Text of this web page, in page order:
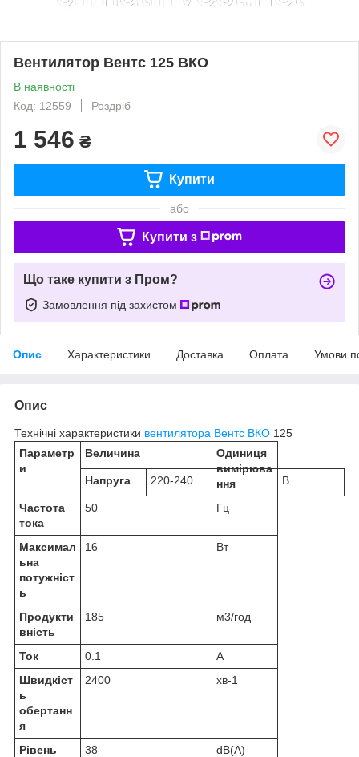
Вентилятор Вентс 125 ВКО
В наявності
Код: 12559
Роздріб
1 546 ₴
Купити
або
Купити з
Що таке купити з Пром?
Замовлення під захистом
Опис Характеристики Доставка Оплата Умови
Опис
Технічні характеристики вентилятора Вентс ВКО 125
Параметр
и
Величина
Одиниця
вимірюва
ння
Напруга 220-240 В
Частота
тока
50 Гц
Максимал
ьна
потужніст
ь
16 Вт
Продукти
вність
185 м3/год
Ток 0.1
А
Швидкіст
ь
обертанн
я
2400 хв-1
Рівень
38 dB(A)